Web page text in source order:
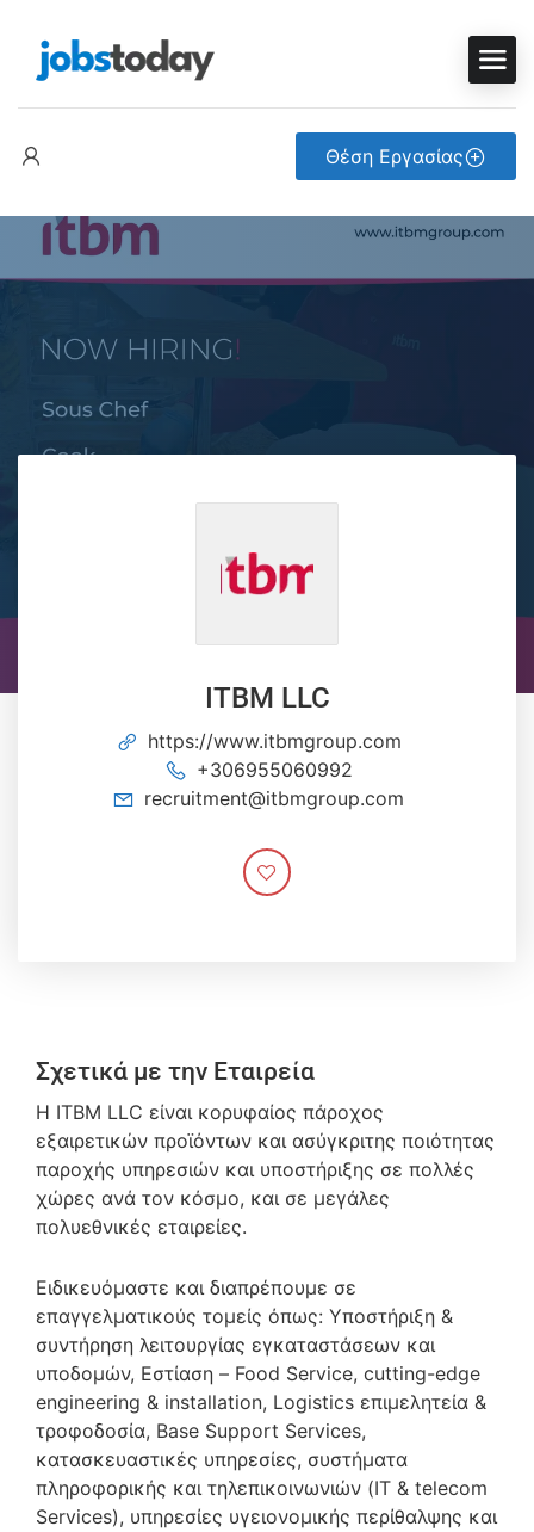
Θέση Εργασίας
ITBM LLC
https://www.itbmgroup.com
+306955060992
recruitment@itbmgroup.com
Σχετικά με την Εταιρεία
Η ITBM LLC είναι κορυφαίος πάροχος
εξαιρετικών προϊόντων και ασύγκριτης ποιότητας
παροχής υπηρεσιών και υποστήριξης σε πολλές
χώρες ανά τον κόσμο, και σε μεγάλες
πολυεθνικές εταιρείες.
Ειδικευόμαστε και διαπρέπουμε σε
επαγγελματικούς τομείς όπως: Υποστήριξη &
συντήρηση λειτουργίας εγκαταστάσεων και
υποδομών, Εστίαση – Food Service, cutting-edge
engineering & installation, Logistics επιμελητεία &
τροφοδοσία, Base Support Services,
κατασκευαστικές υπηρεσίες, συστήματα
πληροφορικής και τηλεπικοινωνιών (IT & telecom
Services), υπηρεσίες υγειονομικής περίθαλψης και